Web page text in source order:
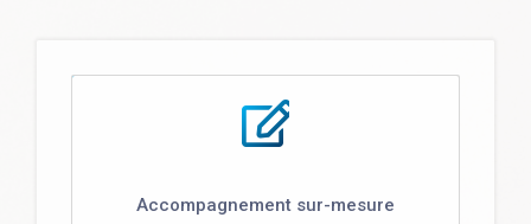
Accompagnement sur-mesure